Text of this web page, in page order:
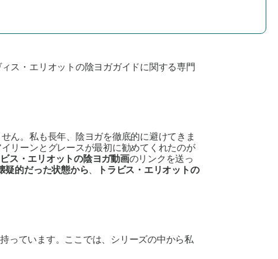
ス・エリオットの陰ヨガガイドに関する専門
ん。私も長年、陰ヨガを徹底的に避けてきま
リーンとグレースが最初に勧めてくれたのが
ス・エリオットの陰ヨガ動画のリンクを送っ
疑的だった状態から、
トラビス・エリオットの
っています。ここでは、シリーズの中から私